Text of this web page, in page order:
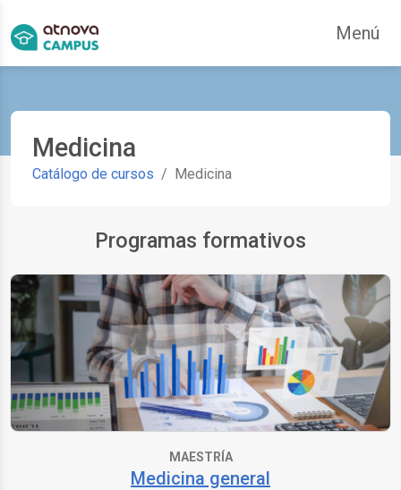
Menú
Medicina
Catálogo de cursos Medicina
Programas formativos
MAESTRÍA
Medicina general